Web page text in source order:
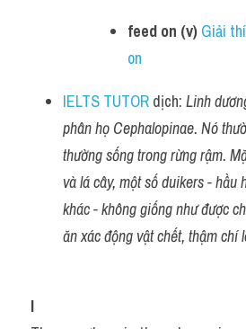
feed on (v) Giải
on
IELTS TUTOR dịch: Linh
phân họ Cephalopinae. Nó
thường sống trong rừng rậm.
và lá cây, một số duikers - hầu
khác - không giống như được
ăn xác động vật chết, thậm chí
I